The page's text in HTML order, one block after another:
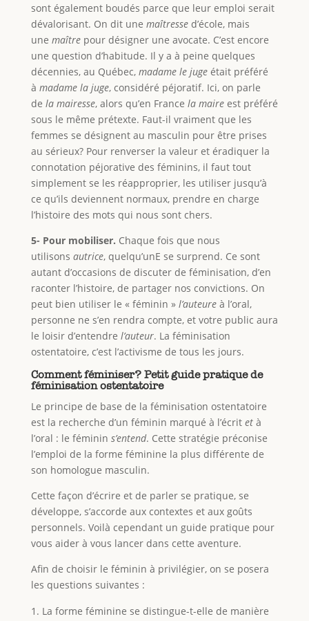
sont également boudés parce que leur emploi serait
dévalorisant. On dit une maîtresse d’école, mais
une maîtrepour désigner une avocate. C’est encore
une question d’habitude. Il y a à peine quelques
décennies, au Québec, madame le jugeétait préféré
à madame la juge, considéré péjoratif. Ici, on parle
de la mairesse, alors qu’en France la maireest préféré
sous le même prétexte. Faut-il vraiment que les
femmes se désignent au masculin pour être prises
au sérieux? Pour renverser la valeur et éradiquer la
connotation péjorative des féminins, il faut tout
simplement se les réapproprier, les utiliser jusqu’à
ce qu’ils deviennent normaux, prendre en charge
l’histoire des mots qui nous sont chers.
5- Pour mobiliser. Chaque fois que nous
utilisons autrice, quelqu’unE se surprend. Ce sont
autant d’occasions de discuter de féminisation, d’en
raconter l’histoire, de partager nos convictions. On
peut bien utiliser le « féminin » l’auteure à l’oral,
personne ne s’en rendra compte, et votre public aura
le loisir d’entendre l’auteur. La féminisation
ostentatoire, c’est l’activisme de tous les jours.
Comment féminiser? Petit guide pratique de
féminisation ostentatoire
Le principe de base de la féminisation ostentatoire
est la recherche d’un féminin marqué à l’écrit et à
l’oral : le féminin s’entend. Cette stratégie préconise
l’emploi de la forme féminine la plus différente de
son homologue masculin.
Cette façon d’écrire et de parler se pratique, se
développe, s’accorde aux contextes et aux goûts
personnels. Voilà cependant un guide pratique pour
vous aider à vous lancer dans cette aventure.
Afin de choisir le féminin à privilégier, on se posera
les questions suivantes :
La forme féminine se distingue-t-elle de manière